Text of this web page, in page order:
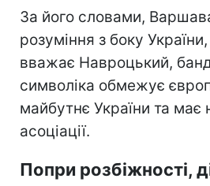
За його словами,
розуміння з боку
вважає Навроцький,
символіка обмежує
майбутнє України та має
асоціації.
Попри розбіжності,